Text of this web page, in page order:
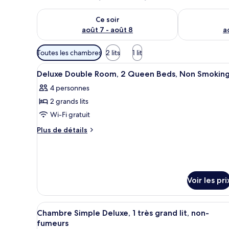
Ce soir
août 7 - août 8
Vérifier la disponibilité pour ce soir août 7 - août 8
Vérifier la
Filtres
disponibles
pour
chambres
Toutes les chambres 2 lits 1 lit
Afficher
toutes
les
photos
pour
ce
Room,
2
Queen
Une chambre avec un lit, un
3
Deluxe Double Room, 2 Queen Beds, Non Smoking
4 personnes
2 grands lits
Wi-Fi gratuit
Plus de détails
Plus
chambre
Deluxe
Double
Room,
Voir les
Afficher
toutes
Une chambre d’hôtel
5
Chambre Simple Deluxe, 1 très grand lit, non-
fumeurs